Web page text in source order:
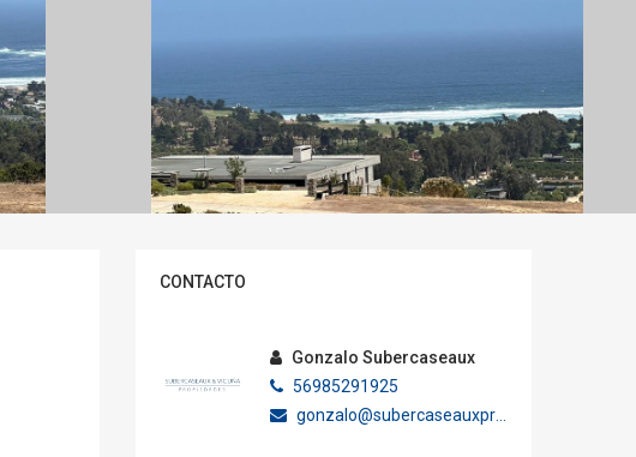
CONTACTO
Gonzalo Subercaseaux
56985291925
gonzalo@subercaseauxpropiedades.cl